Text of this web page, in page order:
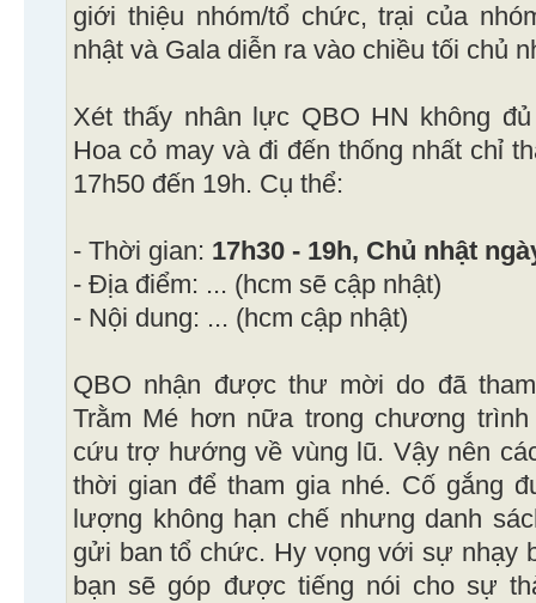
giới thiệu nhóm/tổ chức, trại của
nhật và Gala diễn ra vào chiều tối chủ
Xét thấy nhân lực QBO HN không
Hoa cỏ may và đi đến thống nhất chỉ
17h50 đến 19h. Cụ thể:
- Thời gian: 17h30 - 19h, Chủ nhật
- Địa điểm: ... (hcm sẽ cập nhật)
- Nội dung: ... (hcm cập nhật)
QBO nhận được thư mời do đã
Trằm Mé hơn nữa trong chương
cứu trợ hướng về vùng lũ. Vậy nên
thời gian để tham gia nhé. Cố gắng
lượng không hạn chế nhưng danh
gửi ban tổ chức. Hy vọng với sự nhạy
bạn sẽ góp được tiếng nói cho sự